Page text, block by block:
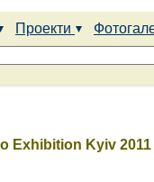
Проекти
Exhibition Kyiv